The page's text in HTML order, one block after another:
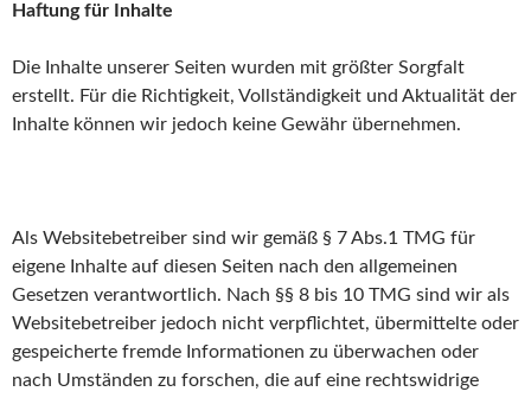
Haftung für Inhalte
Die Inhalte unserer Seiten wurden mit größter Sorgfalt
erstellt. Für die Richtigkeit, Vollständigkeit und Aktualität der
Inhalte können wir jedoch keine Gewähr übernehmen.
Als Websitebetreiber sind wir gemäß § 7 Abs.1 TMG für
eigene Inhalte auf diesen Seiten nach den allgemeinen
Gesetzen verantwortlich. Nach §§ 8 bis 10 TMG sind wir als
Websitebetreiber jedoch nicht verpflichtet, übermittelte oder
gespeicherte fremde Informationen zu überwachen oder
nach Umständen zu forschen, die auf eine rechtswidrige